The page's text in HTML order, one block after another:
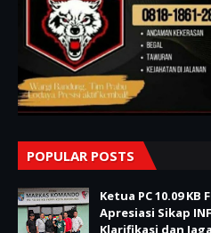
POPULAR POSTS
Ketua PC 10.09 KB
Apresiasi Sikap
Klarifikasi dan